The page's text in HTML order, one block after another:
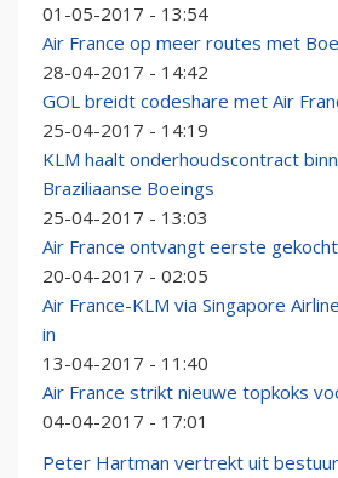
01-05-2017 - 13:54
Air France op meer routes met
28-04-2017 - 14:42
GOL breidt codeshare met Air
25-04-2017 - 14:19
KLM haalt onderhoudscontract
Braziliaanse Boeings
25-04-2017 - 13:03
Air France ontvangt eerste
20-04-2017 - 02:05
Air France-KLM via Singapore
in
13-04-2017 - 11:40
Air France strikt nieuwe topkoks
04-04-2017 - 17:01
Peter Hartman vertrekt uit